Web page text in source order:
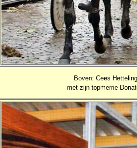
Boven: Cees
met zijn topmerrie